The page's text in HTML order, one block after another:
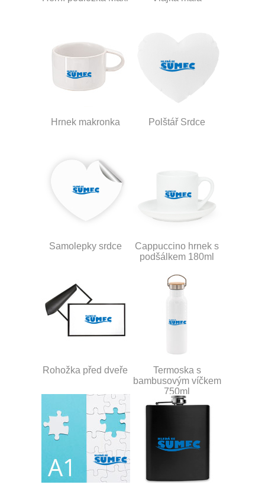
Hrnek makronka Polštář Srdce
Samolepky srdce
Cappuccino hrnek s
podšálkem 180ml
Rohožka před dveře
Termoska s
bambusovým víčkem
750ml